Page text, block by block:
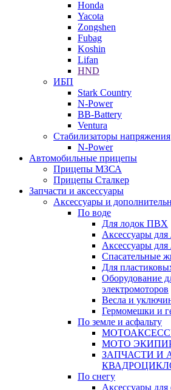
Honda
Yacota
Zongshen
Fubag
Koshin
Lifan
HND
ИБП
Stark Country
N-Power
BB-Battery
Ventura
Стабилизаторы напряжения
N-Power
Автомобильные прицепы
Прицепы МЗСА
Прицепы Сталкер
Запчасти и аксессуары
Аксессуары и
По воде
Для лодок ПВХ
Аксессуары для
Аксессуары
Спасательные
Для
Оборудование
электромоторов
Весла и
Гермомешки и
По земле и асфальту
МОТО
ЗАПЧАСТИ И
По снегу
Аксессуары для